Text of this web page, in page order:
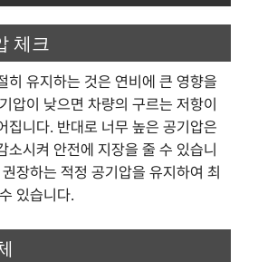
체크
히 유지하는 것은 연비에 큰 영향을
압이 낮으면 차량의 구르는 저항이
집니다. 반대로 너무 높은 공기압은
소시켜 안전에 지장을 줄 수 있습니
장하는 적정 공기압을 유지하여 최
있습니다.